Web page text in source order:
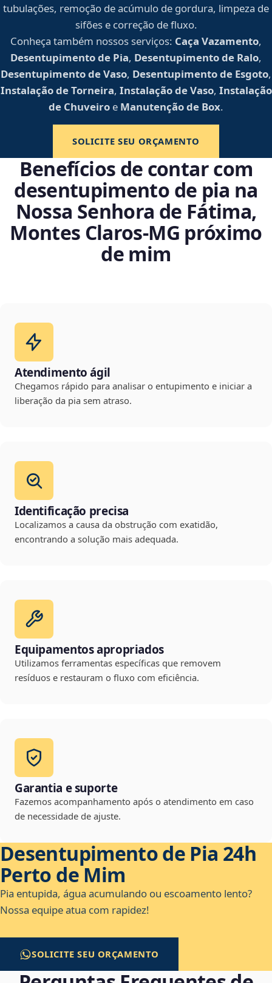
tubulações, remoção de acúmulo de gordura, limpeza de
sifões e correção de fluxo.
Conheça também nossos serviços: Caça Vazamento,
Desentupimento de Pia, Desentupimento de Ralo,
Desentupimento de Vaso, Desentupimento de Esgoto,
Instalação de Torneira, Instalação de Vaso, Instalação
de Chuveiro e Manutenção de Box.
SOLICITE SEU ORÇAMENTO
Benefícios de contar com
desentupimento de pia na
Nossa Senhora de Fátima,
Montes Claros‑MG próximo
de mim
Atendimento ágil
Chegamos rápido para analisar o entupimento e iniciar a
liberação da pia sem atraso.
Identificação precisa
Localizamos a causa da obstrução com exatidão,
encontrando a solução mais adequada.
Equipamentos apropriados
Utilizamos ferramentas específicas que removem
resíduos e restauram o fluxo com eficiência.
Garantia e suporte
Fazemos acompanhamento após o atendimento em caso
de necessidade de ajuste.
Desentupimento de Pia 24h
Perto de Mim
Pia entupida, água acumulando ou escoamento lento?
Nossa equipe atua com rapidez!
SOLICITE SEU ORÇAMENTO